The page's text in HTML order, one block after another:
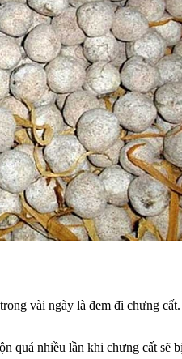
vài ngày là đem đi chưng
quá nhiều lần khi chưng cất